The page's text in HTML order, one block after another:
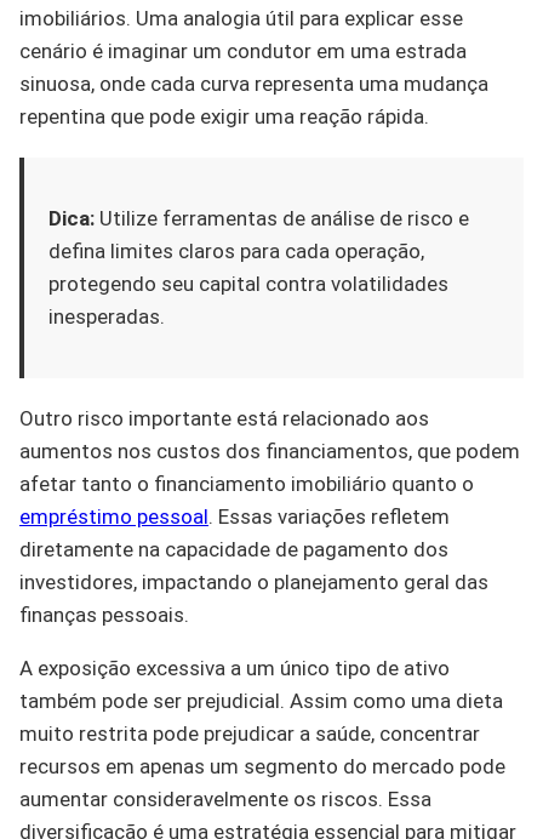
imobiliários. Uma analogia útil para explicar esse
cenário é imaginar um condutor em uma estrada
sinuosa, onde cada curva representa uma mudança
repentina que pode exigir uma reação rápida.
Dica: Utilize ferramentas de análise de risco e
defina limites claros para cada operação,
protegendo seu capital contra volatilidades
inesperadas.
Outro risco importante está relacionado aos
aumentos nos custos dos financiamentos, que podem
afetar tanto o financiamento imobiliário quanto o
empréstimo pessoal. Essas variações refletem
diretamente na capacidade de pagamento dos
investidores, impactando o planejamento geral das
finanças pessoais.
A exposição excessiva a um único tipo de ativo
também pode ser prejudicial. Assim como uma dieta
muito restrita pode prejudicar a saúde, concentrar
recursos em apenas um segmento do mercado pode
aumentar consideravelmente os riscos. Essa
diversificação é uma estratégia essencial para mitigar